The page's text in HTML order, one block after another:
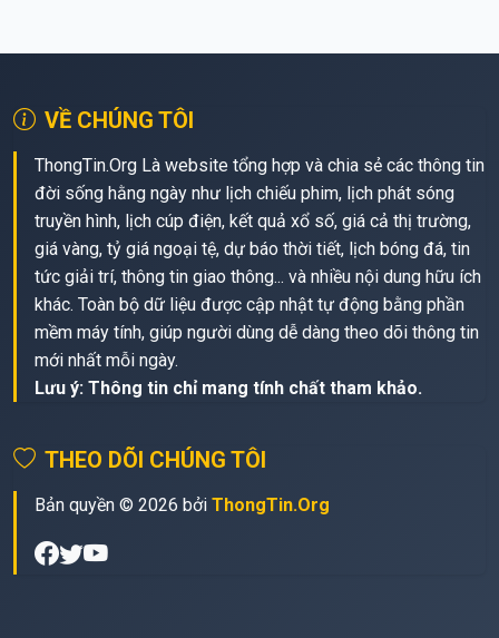
VỀ CHÚNG TÔI
ThongTin.Org Là website tổng hợp và chia sẻ các thông tin
đời sống hằng ngày như lịch chiếu phim, lịch phát sóng
truyền hình, lịch cúp điện, kết quả xổ số, giá cả thị trường,
giá vàng, tỷ giá ngoại tệ, dự báo thời tiết, lịch bóng đá, tin
tức giải trí, thông tin giao thông... và nhiều nội dung hữu ích
khác. Toàn bộ dữ liệu được cập nhật tự động bằng phần
mềm máy tính, giúp người dùng dễ dàng theo dõi thông tin
mới nhất mỗi ngày.
Lưu ý: Thông tin chỉ mang tính chất tham khảo.
THEO DÕI CHÚNG TÔI
Bản quyền © 2026 bởi ThongTin.Org